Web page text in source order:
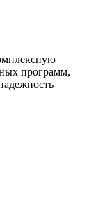
программ,